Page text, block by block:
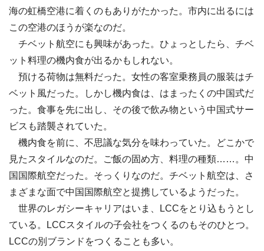
海の虹橋空港に着くのもありがたかった。市内に出るには
この空港のほうが楽なのだ。
チベット航空にも興味があった。ひょっとしたら、チベ
ット料理の機内食が出るかもしれない。
預ける荷物は無料だった。女性の客室乗務員の服装はチ
ベット風だった。しかし機内食は、はまったくの中国式だ
った。食事を先に出し、その後で飲み物という中国式サー
ビスも踏襲されていた。
機内食を前に、不思議な気分を味わっていた。どこかで
見たスタイルなのだ。ご飯の固め方、料理の種類……。中
国国際航空だった。そっくりなのだ。チベット航空は、さ
まざまな面で中国国際航空と提携しているようだった。
世界のレガシーキャリアはいま、LCCをとり込もうとし
ている。LCCスタイルの子会社をつくるのもそのひとつ。
LCCの別ブランドをつくることも多い。